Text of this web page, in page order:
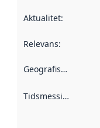
Aktualitet:
Relevans:
Geografisk avgrensning
Tidsmessig avgrensning